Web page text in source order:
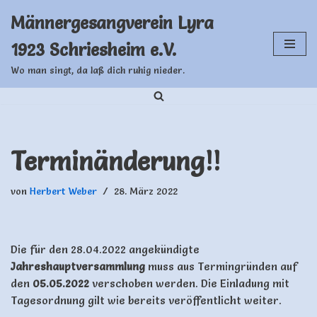
Inhalt
springen
Männergesangverein Lyra
1923 Schriesheim e.V.
Wo man singt, da laß dich ruhig nieder.
Terminänderung!!
von Herbert Weber 28. März 2022
Die für den 28.04.2022 angekündigte
Jahreshauptversammlung muss aus Termingründen auf
den 05.05.2022 verschoben werden. Die Einladung mit
Tagesordnung gilt wie bereits veröffentlicht weiter.